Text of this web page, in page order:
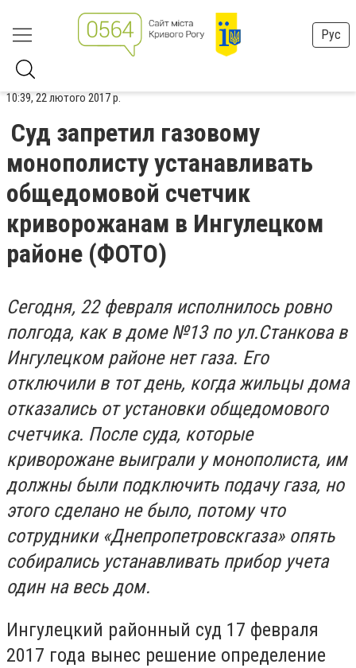
Рус
10:39, 22 лютого 2017 р.
Суд запретил газовому
монополисту устанавливать
общедомовой счетчик
криворожанам в Ингулецком
районе (ФОТО)
Сегодня, 22 февраля исполнилось ровно
полгода, как в доме №13 по ул.Станкова в
Ингулецком районе нет газа. Его
отключили в тот день, когда жильцы дома
отказались от установки общедомового
счетчика. После суда, которые
криворожане выиграли у монополиста, им
должны были подключить подачу газа, но
этого сделано не было, потому что
сотрудники «Днепропетровскгаза» опять
собирались устанавливать прибор учета
один на весь дом.
Ингулецкий районный суд 17 февраля
2017 года вынес решение определение